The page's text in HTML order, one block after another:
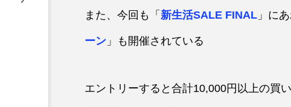
また、今回も「 新生活SALE FINAL 」に
ーン 」も開催されている
エントリーすると合計10,000円以上の買